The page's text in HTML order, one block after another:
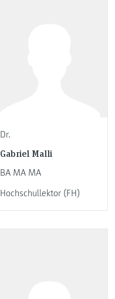
Dr.
Gabriel Malli
BA MA MA
Hochschullektor (FH)